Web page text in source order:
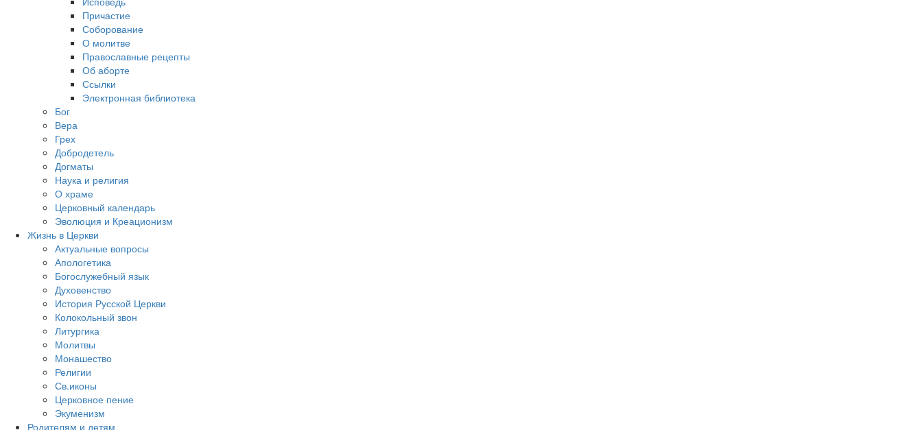
Причастие
Соборование
О молитве
Православные рецепты
Об аборте
Ссылки
Электронная библиотека
Бог
Вера
Грех
Добродетель
Догматы
Наука и религия
О храме
Церковный календарь
Эволюция и Креационизм
Жизнь в Церкви
Актуальные вопросы
Апологетика
Богослужебный язык
Духовенство
История Русской Церкви
Колокольный звон
Литургика
Молитвы
Монашество
Религии
Св.иконы
Церковное пение
Экуменизм
Родителям и детям